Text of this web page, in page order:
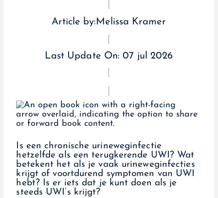
Article by:Melissa Kramer
Last Update On:07 jul 2026
Is een chronische urineweginfectie
hetzelfde als een terugkerende UWI? Wat
betekent het als je vaak urineweginfecties
krijgt of voortdurend symptomen van UWI
hebt? Is er iets dat je kunt doen als je
steeds UWI’s krijgt?